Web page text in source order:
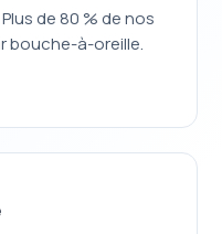
Plus de 80 % de nos
bouche-à-oreille.